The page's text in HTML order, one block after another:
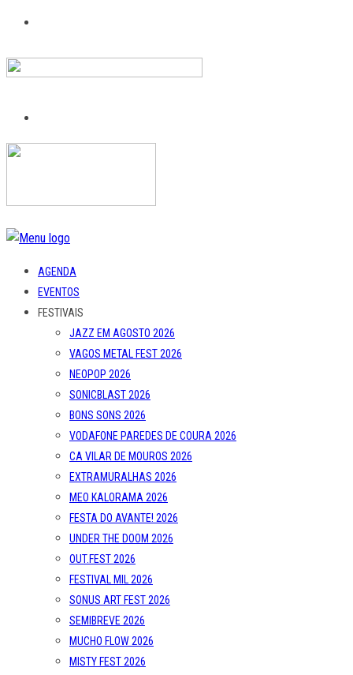
AGENDA
EVENTOS
FESTIVAIS
JAZZ EM AGOSTO 2026
VAGOS METAL FEST 2026
NEOPOP 2026
SONICBLAST 2026
BONS SONS 2026
VODAFONE PAREDES DE COURA 2026
CA VILAR DE MOUROS 2026
EXTRAMURALHAS 2026
MEO KALORAMA 2026
FESTA DO AVANTE! 2026
UNDER THE DOOM 2026
OUT.FEST 2026
FESTIVAL MIL 2026
SONUS ART FEST 2026
SEMIBREVE 2026
MUCHO FLOW 2026
MISTY FEST 2026